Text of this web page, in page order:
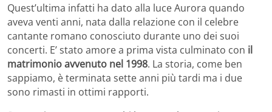
Quest’ultima infatti ha dato alla luce Aurora quando
aveva venti anni, nata dalla relazione con il celebre
cantante romano conosciuto durante uno dei suoi
concerti. E’ stato amore a prima vista culminato con il
matrimonio avvenuto nel 1998. La storia, come ben
sappiamo, è terminata sette anni più tardi ma i due
sono rimasti in ottimi rapporti.